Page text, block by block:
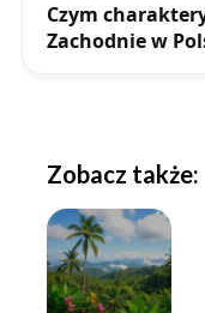
Czym
Zachodnie w
Zobacz także: